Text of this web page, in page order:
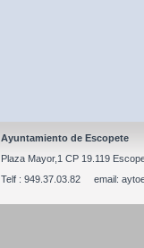
Ayuntamiento de Escopete
Plaza Mayor,1 CP 19.119
Telf : 949.37.03.82 email: